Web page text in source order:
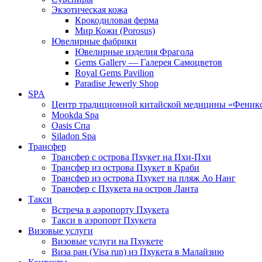
Экзотическая кожа
Крокодиловая ферма
Мир Кожи (Porosus)
Ювелирные фабрики
Ювелирные изделия Фрагола
Gems Gallery — Галерея Самоцветов
Royal Gems Pavilion
Paradise Jewerly Shop
SPA
Центр традиционной китайской медицины
Mookda Spa
Oasis Спа
Siladon Spa
Трансфер
Трансфер с острова Пхукет на Пхи-Пхи
Трансфер из острова Пхукет в Краби
Трансфер из острова Пхукет на пляж Ао Нанг
Трансфер с Пхукета на остров Ланта
Такси
Встреча в аэропорту Пхукета
Такси в аэропорт Пхукета
Визовые услуги
Визовые услуги на Пхукете
Виза ран (Visa run) из Пхукета в Малайзию